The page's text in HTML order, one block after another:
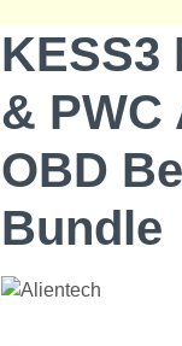
KESS3
&
OBD
Bundle